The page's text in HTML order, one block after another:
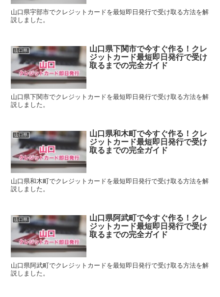
山口県宇部市でクレジットカードを最短即日発行で受け取る方法を解
説しました。
山口県
山口県下関市で今すぐ作る！クレ
ジットカード最短即日発行で受け
取るまでの完全ガイド
山口県下関市でクレジットカードを最短即日発行で受け取る方法を解
説しました。
山口県
山口県和木町で今すぐ作る！クレ
ジットカード最短即日発行で受け
取るまでの完全ガイド
山口県和木町でクレジットカードを最短即日発行で受け取る方法を解
説しました。
山口県
山口県阿武町で今すぐ作る！クレ
ジットカード最短即日発行で受け
取るまでの完全ガイド
山口県阿武町でクレジットカードを最短即日発行で受け取る方法を解
説しました。